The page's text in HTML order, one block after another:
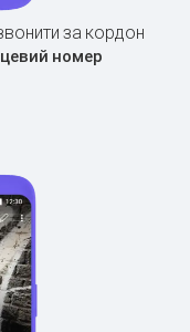
за кордон
номер